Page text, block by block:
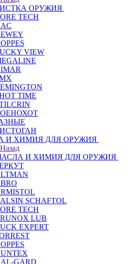
ОРУЖИЯ
TECH
VIEW
TIME
И ХИМИЯ ДЛЯ ОРУЖИЯ
Назад
И ХИМИЯ ДЛЯ ОРУЖИЯ
SCHAFTOL
TECH
LUB
EXPERT
GARD